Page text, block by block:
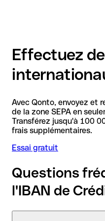
Effectuez
Avec Qonto, envoyez et
de la zone SEPA en
Transférez jusqu'à 100
frais supplémentaires.
Essai gratuit
Questions
l'IBAN de